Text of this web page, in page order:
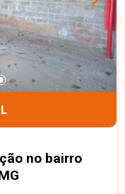
residencial e
para
visita para
no bairro